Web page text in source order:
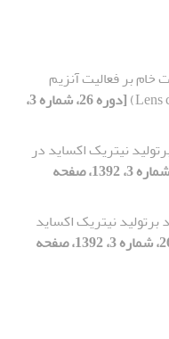
خام بر فعالیت آنزیم
[دوره 26، شماره 3،
نیتریک اکساید در
[دوره 26، شماره 3، 1392، صفحه
برتولید نیتریک اکساید
[دوره 26، شماره 3، 1392، صفحه